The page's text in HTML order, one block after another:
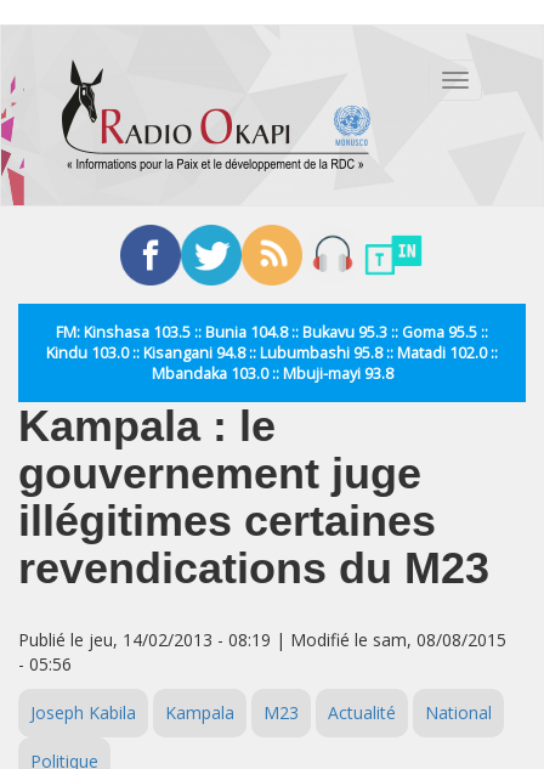
contenu
principal
Toggle
FM: Kinshasa 103.5 :: Bunia 104.8 :: Bukavu 95.3 :: Goma 95.5 ::
Kindu 103.0 :: Kisangani 94.8 :: Lubumbashi 95.8 :: Matadi 102.0 ::
Mbandaka 103.0 :: Mbuji-mayi 93.8
Kampala : le
gouvernement juge
illégitimes certaines
revendications du M23
Publié le jeu, 14/02/2013 - 08:19 | Modifié le sam, 08/08/2015
- 05:56
Joseph Kabila Kampala M23 Actualité National
Politique